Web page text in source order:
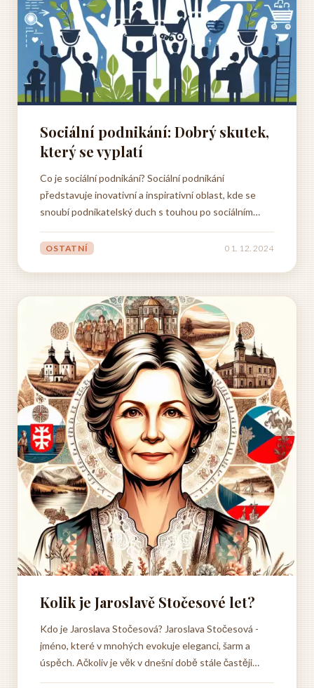
Sociální podnikání: Dobrý skutek,
který se vyplatí
Co je sociální podnikání? Sociální podnikání
představuje inovativní a inspirativní oblast, kde se
snoubí podnikatelský duch s touhou po sociálním
na vytváření pozitivních změn ve společnosti a
OSTATNÍ 01. 12. 2024
Kolik je Jaroslavě Stočesové let?
Kdo je Jaroslava Stočesová? Jaroslava Stočesová -
jméno, které v mnohých evokuje eleganci, šarm a
úspěch. Ačkoliv je věk v dnešní době stále častěji